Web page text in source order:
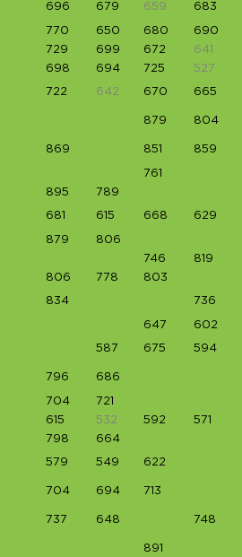
696 679 659 683
770 650 680 690
729 699 672 641
698 694 725 527
722 642 670 665
879 804
869 851 859
761
895 789
681 615 668 629
879 806
746 819
806 778 803
834 736
647 602
587 675 594
796 686
704 721
615 532 592 571
798 664
579 549 622
704 694 713
737 648 748
891